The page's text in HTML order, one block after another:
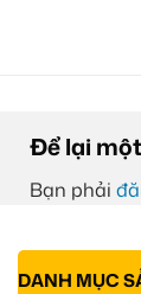
Để lại
Bạn phải
DANH MỤC